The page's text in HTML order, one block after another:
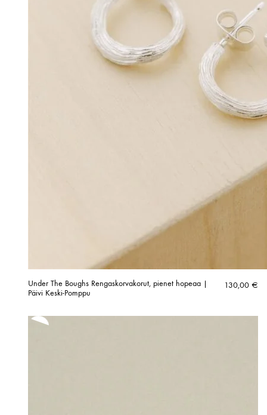
Under The Boughs Rengaskorvakorut, pienet hopeaa |
Päivi Keski-Pomppu
130,00 €